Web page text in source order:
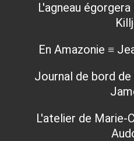
L'agneau
En Amazonie ≡
Journal de bord de
L'atelier de Marie-